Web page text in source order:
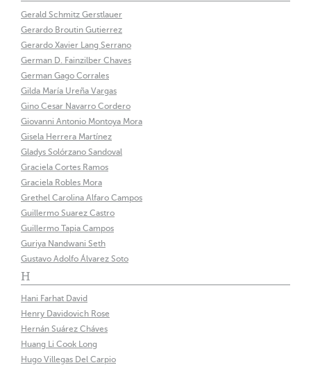
Gerald Schmitz Gerstlauer
Gerardo Broutin Gutierrez
Gerardo Xavier Lang Serrano
German D. Fainzilber Chaves
German Gago Corrales
Gilda María Ureña Vargas
Gino Cesar Navarro Cordero
Giovanni Antonio Montoya Mora
Gisela Herrera Martínez
Gladys Solórzano Sandoval
Graciela Cortes Ramos
Graciela Robles Mora
Grethel Carolina Alfaro Campos
Guillermo Suarez Castro
Guillermo Tapia Campos
Guriya Nandwani Seth
Gustavo Adolfo Álvarez Soto
H
Hani Farhat David
Henry Davidovich Rose
Hernán Suárez Cháves
Huang Li Cook Long
Hugo Villegas Del Carpio